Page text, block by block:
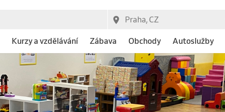
Kurzy a vzdělávání Zábava Obchody Autoslužby